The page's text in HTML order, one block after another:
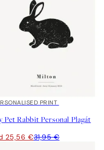
PRINT
Pet Rabbit Personal Plagát
25,56 €31,95 €